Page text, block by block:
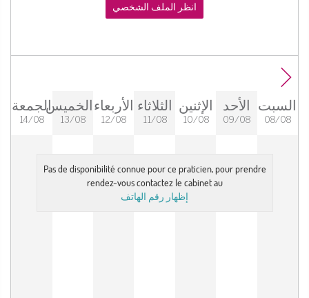
انظر الملف الشخصي
السبت
08/08
الأحد
09/08
الإثنين
10/08
الثلاثاء
11/08
الأربعاء
12/08
الخميس
13/08
الجمعة
14/08
Pas de disponibilité connue pour ce praticien, pour prendre
rendez-vous contactez le cabinet au
إظهار رقم الهاتف